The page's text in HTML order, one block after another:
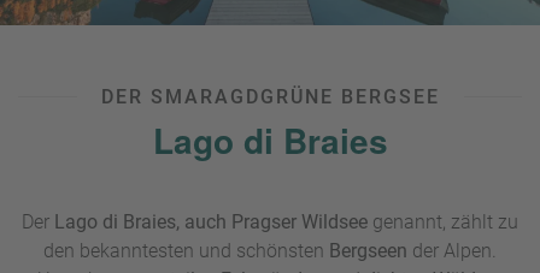
Schwierigkeit: mittel (gute Wege, kurze steilere Abschnitte
DER SMARAGDGRÜNE BERGSEE
Lago di Braies
Der Lago di Braies, auch Pragser Wildsee genannt, zählt zu
den bekanntesten und schönsten Bergseen der Alpen.